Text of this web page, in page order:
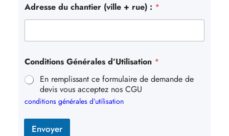
Adresse du chantier (ville + rue) : *
Conditions Générales d’Utilisation *
En remplissant ce formulaire de demande de
devis vous acceptez nos CGU
conditions générales d’utilisation
Envoyer